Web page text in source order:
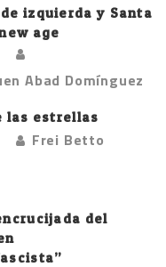
izquierda y Santa
age
Abad Domínguez
las estrellas
Frei Betto
del